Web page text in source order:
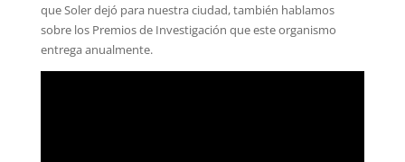
que Soler dejó para nuestra ciudad, también hablamos
sobre los Premios de Investigación que este organismo
entrega anualmente.